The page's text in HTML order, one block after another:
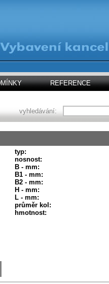
REFERENCE
vyhledávání:
typ:
nosnost:
B - mm:
B1 - mm:
B2 - mm:
H - mm:
L - mm:
průměr kol:
hmotnost: